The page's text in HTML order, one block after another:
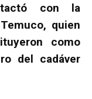
con la
quien
como
del cadáver